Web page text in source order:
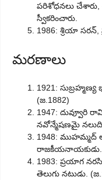
పరిశోధనలు చేశారు,
స్వీకరించారు.
1986: శ్రియా సరన్,
మరణాలు
1921:
(జ.1882)
1947: దువ్వూరి
నవోన్మేషణమై
1948: ముహమ్మద్
రాజకీయనాయకుడు.
1983: ప్రయాగ
తెలుగు నటుడు.